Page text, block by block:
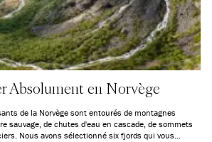
Absolument en Norvège
de la Norvège sont entourés de montagnes
sauvage, de chutes d'eau en cascade, de sommets
Nous avons sélectionné six fjords qui vous